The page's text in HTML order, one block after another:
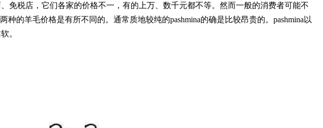
税店，它们各家的价格不一，有的上万、数千元都不等。然而一般的消费者可能不
种的羊毛价格是有所不同的。通常质地较纯的pashmina的确是比较昂贵的。pashmina以
。